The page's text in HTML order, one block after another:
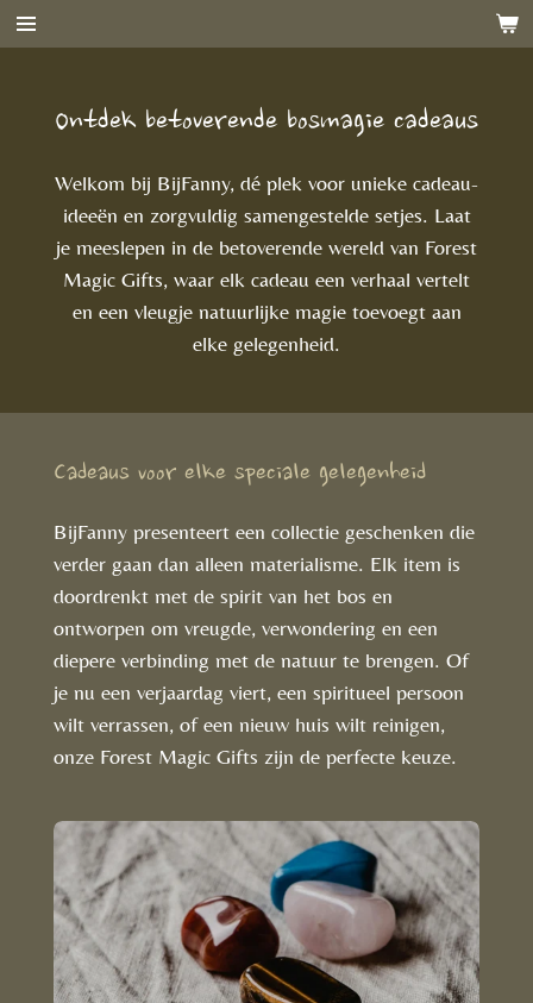
Ga
Ontdek betoverende bosmagie cadeaus
Welkom bij BijFanny, dé plek voor unieke cadeau-
ideeën en zorgvuldig samengestelde setjes. Laat
je meeslepen in de betoverende wereld van Forest
Magic Gifts, waar elk cadeau een verhaal vertelt
en een vleugje natuurlijke magie toevoegt aan
elke gelegenheid.
Cadeaus voor elke speciale gelegenheid
BijFanny presenteert een collectie geschenken die
verder gaan dan alleen materialisme. Elk item is
doordrenkt met de spirit van het bos en
ontworpen om vreugde, verwondering en een
diepere verbinding met de natuur te brengen. Of
je nu een verjaardag viert, een spiritueel persoon
wilt verrassen, of een nieuw huis wilt reinigen,
onze Forest Magic Gifts zijn de perfecte keuze.